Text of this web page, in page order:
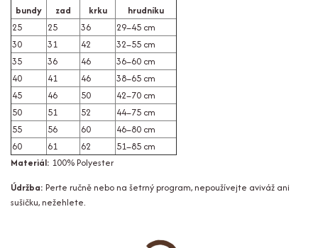
bundy
zad
krku
hrudníku
25
25 36
29–45 cm
30
31 42
32–55 cm
35
36 46
36–60 cm
40
41 46
38–65 cm
45
46 50
42–70 cm
50
51 52
44–75 cm
55
56 60
46–80 cm
60
61 62
51–85 cm
Materiál: 100% Polyester
Údržba: Perte ručně nebo na šetrný program, nepoužívejte aviváž ani
sušičku, nežehlete.